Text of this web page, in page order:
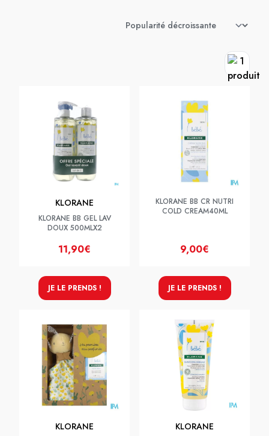
KLORANE
KLORANE BB GEL LAV
DOUX 500MLX2
11,90€
JE LE PRENDS !
KLORANE BB CR NUTRI
COLD CREAM40ML
9,00€
JE LE PRENDS !
KLORANE KLORANE